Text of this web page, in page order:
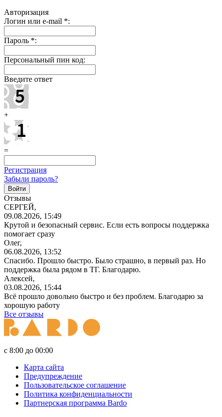
Авторизация
Логин или e-mail *:
Пароль *:
Персональный пин код:
Введите ответ
+
=
Регистрация
Забыли пароль?
Отзывы
СЕРГЕЙ,
09.08.2026, 15:49
Крутой и безопасный сервис. Если есть вопросы поддержка
помогает сразу
Олег,
06.08.2026, 13:52
Спасибо. Прошло быстро. Было страшно, в первый раз. Но
поддержка была рядом в ТГ. Благодарю.
Алексей,
03.08.2026, 15:44
Всё прошло довольно быстро и без проблем. Благодарю за
хорошую работу
Все отзывы
с 8:00 до 00:00
Карта сайта
Предупреждение
Пользовательское соглашение
Политика конфиденциальности
Партнерская программа Bardo